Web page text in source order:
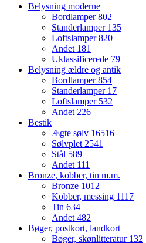
Belysning moderne
Bordlamper802
Standerlamper 135
Loftslamper820
Andet 181
Uklassificerede 79
Belysning ældre og antik
Bordlamper854
Standerlamper 17
Loftslamper 532
Andet 226
Bestik
Ægte sølv 16516
Sølvplet 2541
Stål 589
Andet 111
Bronze, kobber, tin m.m.
Bronze 1012
Kobber, messing 1117
Tin 634
Andet 482
Bøger, postkort, landkort
Bøger, skønlitteratur 132